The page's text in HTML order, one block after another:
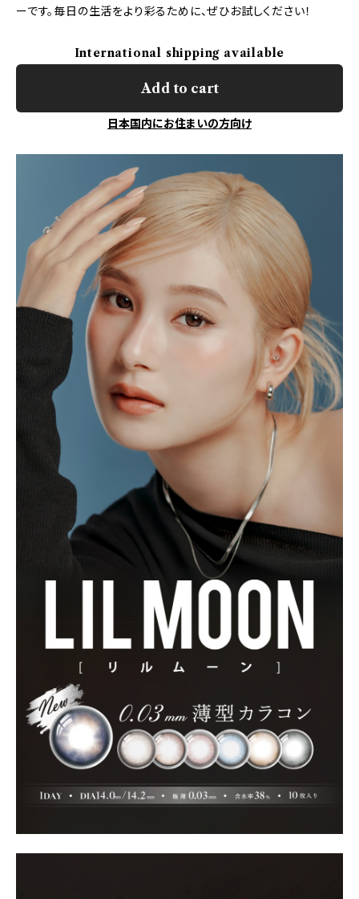
ーです。毎日の生活をより彩るために、ぜひお試しください！
International shipping available
Add to cart
日本国内にお住まいの方向け